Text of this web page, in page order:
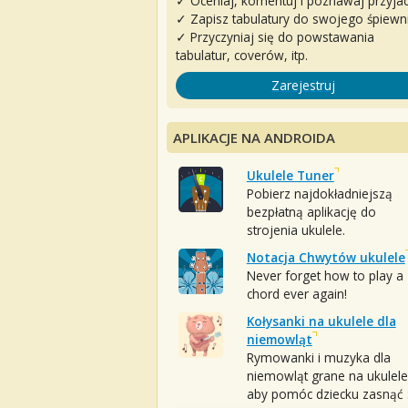
✓ Zapisz tabulatury do swojego
✓ Przyczyniaj się do powstawania
tabulatur, coverów, itp.
Zarejestruj
APLIKACJE NA ANDROIDA
Ukulele Tuner
Pobierz najdokładniejszą
bezpłatną aplikację do
strojenia ukulele.
Notacja Chwytów ukulele
Never forget how to play a
chord ever again!
Kołysanki na ukulele dla
niemowląt
Rymowanki i muzyka dla
niemowląt grane na
aby pomóc dziecku zasnąć